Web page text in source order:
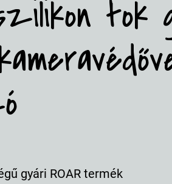
tok
gyári ROAR termék